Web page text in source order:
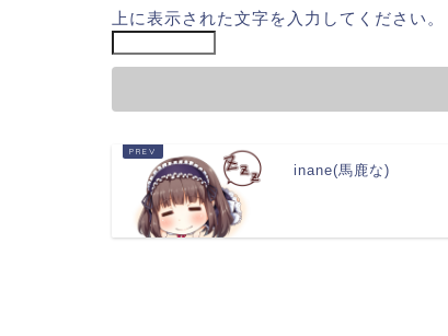
上に表示された文字を入力してください。
inane(馬鹿な)